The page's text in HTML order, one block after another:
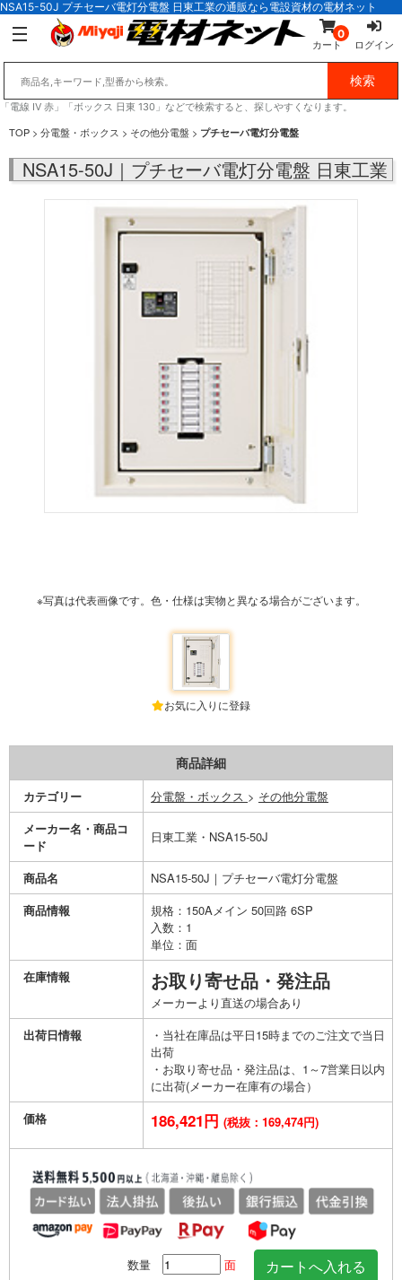
NSA15-50J プチセーバ電灯分電盤 日東工業の通販なら電設資材の電材ネット
0
カート ログイン
「電線 IV 赤」「ボックス 日東 130」などで検索すると、探しやすくなります。
TOP > 分電盤・ボックス > その他分電盤 > プチセーバ電灯分電盤
NSA15-50J｜プチセーバ電灯分電盤 日東工業
※写真は代表画像です。色・仕様は実物と異なる場合がございます。
お気に入りに登録
商品詳細
カテゴリー 分電盤・ボックス > その他分電盤
メーカー名・商品コ
ード
日東工業・NSA15-50J
商品名
NSA15-50J｜プチセーバ電灯分電盤
商品情報
規格：150Aメイン 50回路 6SP
入数：1
単位：面
在庫情報
お取り寄せ品・発注品
メーカーより直送の場合あり
出荷日情報
・当社在庫品は平日15時までのご注文で当日
出荷
・お取り寄せ品・発注品は、1～7営業日以内
に出荷(メーカー在庫有の場合）
価格
186,421円 (税抜：169,474円)
数量
面